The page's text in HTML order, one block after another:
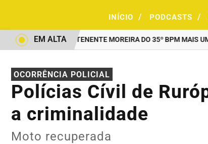
INÍCIO / PODCASTS /
COMANDO DO TENENTE MOREIRA DO 35º BPM MAIS UMA
EM ALTA
OCORRÊNCIA POLICIAL
Polícias Cívil de
a criminalidade
Moto recuperada